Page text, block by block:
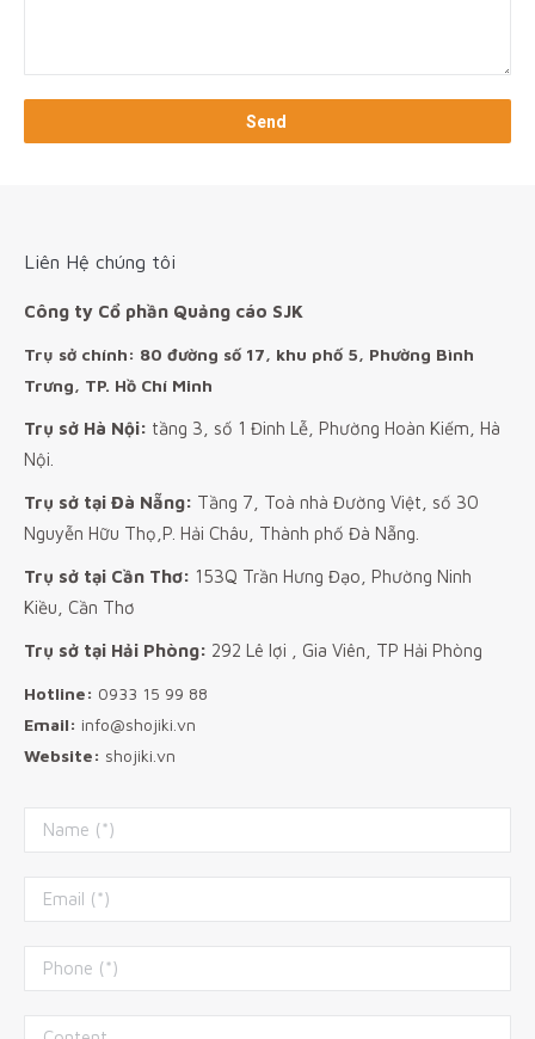
Liên Hệ chúng tôi
Công ty Cổ phần Quảng cáo SJK
Trụ sở chính: 80 đường số 17, khu phố 5, Phường Bình
Trưng, TP. Hồ Chí Minh
Trụ sở Hà Nội: tầng 3, số 1 Đinh Lễ, Phường Hoàn Kiếm, Hà
Nội.
Trụ sở tại Đà Nẵng: Tầng 7, Toà nhà Đường Việt, số 30
Nguyễn Hữu Thọ,P. Hải Châu, Thành phố Đà Nẵng.
Trụ sở tại Cần Thơ: 153Q Trần Hưng Đạo, Phường Ninh
Kiều, Cần Thơ
Trụ sở tại Hải Phòng: 292 Lê lợi , Gia Viên, TP Hải Phòng
Hotline: 0933 15 99 88
Email: info@shojiki.vn
Website: shojiki.vn